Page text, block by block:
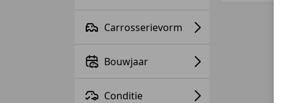
Carrosserievorm
Bouwjaar
Conditie